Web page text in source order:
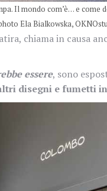
Il mondo com’è… e come
Ela Bialkowska,
chiama in causa
essere, sono
disegni e fumetti